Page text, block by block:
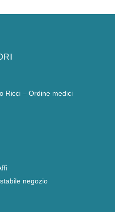
Ricci – Ordine medici
negozio